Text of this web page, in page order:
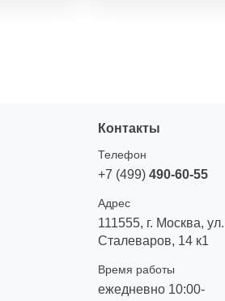
Контакты
Телефон
+7 (499) 490-60-55
Адрес
111555, г. Москва, ул.
Сталеваров, 14 к1
Время работы
ежедневно 10:00-